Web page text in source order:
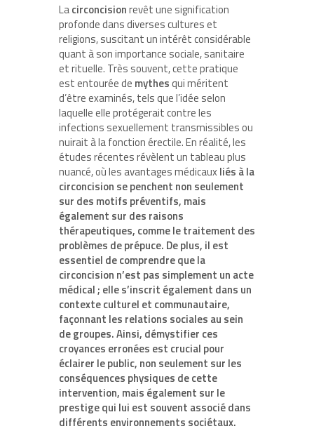
Lacirconcisionrevêt une signification
profonde dans diverses cultures et
religions, suscitant un intérêt considérable
quant à son importance sociale, sanitaire
et rituelle. Très souvent, cette pratique
est entourée de mythesqui méritent
d’être examinés, tels que l’idée selon
laquelle elle protégerait contre les
infections sexuellement transmissibles ou
nuirait à la fonction érectile. En réalité, les
études récentes révèlent un tableau plus
nuancé, où les avantages médicauxliés à la
circoncision se penchent non seulement
sur des motifs préventifs, mais
également sur des raisons
thérapeutiques, comme le traitement des
problèmes de prépuce. De plus, il est
essentiel de comprendre que la
circoncision n’est pas simplement un acte
médical ; elle s’inscrit également dans un
contexte culturel et communautaire,
façonnant les relations sociales au sein
de groupes. Ainsi, démystifier ces
croyances erronées est crucial pour
éclairer le public, non seulement sur les
conséquences physiques de cette
intervention, mais également sur le
prestigequi lui est souvent associé dans
différents environnements sociétaux.